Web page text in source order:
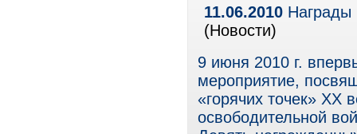
11.06.2010 Награды
(Новости)
9 июня 2010 г.
мероприятие,
«горячих точек» XX
освободительной